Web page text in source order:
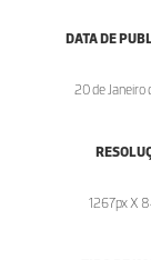
DATA DE
20 de Janeiro
1267px X